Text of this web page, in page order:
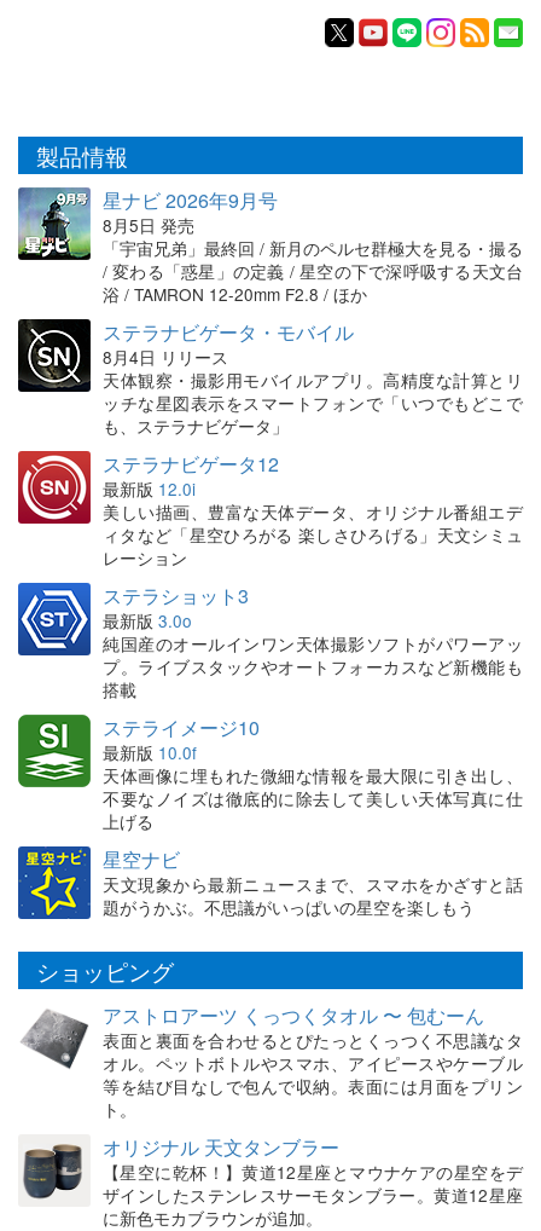
製品情報
星ナビ 2026年9月号
8月5日 発売
「宇宙兄弟」最終回 / 新月のペルセ群極大を見る・撮る
/ 変わる「惑星」の定義 / 星空の下で深呼吸する天文台
浴 / TAMRON 12-20mm F2.8 / ほか
ステラナビゲータ・モバイル
8月4日 リリース
天体観察・撮影用モバイルアプリ。高精度な計算とリ
ッチな星図表示をスマートフォンで「いつでもどこで
も、ステラナビゲータ」
ステラナビゲータ12
最新版 12.0i
美しい描画、豊富な天体データ、オリジナル番組エデ
ィタなど「星空ひろがる 楽しさひろげる」天文シミュ
レーション
ステラショット3
最新版 3.0o
純国産のオールインワン天体撮影ソフトがパワーアッ
プ。ライブスタックやオートフォーカスなど新機能も
搭載
ステライメージ10
最新版 10.0f
天体画像に埋もれた微細な情報を最大限に引き出し、
不要なノイズは徹底的に除去して美しい天体写真に仕
上げる
星空ナビ
天文現象から最新ニュースまで、スマホをかざすと話
題がうかぶ。不思議がいっぱいの星空を楽しもう
ショッピング
アストロアーツ くっつくタオル 〜 包むーん
表面と裏面を合わせるとぴたっとくっつく不思議なタ
オル。ペットボトルやスマホ、アイピースやケーブル
等を結び目なしで包んで収納。表面には月面をプリン
ト。
オリジナル 天文タンブラー
【星空に乾杯！】黄道12星座とマウナケアの星空をデ
ザインしたステンレスサーモタンブラー。黄道12星座
に新色モカブラウンが追加。